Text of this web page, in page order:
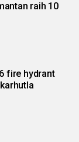
raih 10
fire hydrant